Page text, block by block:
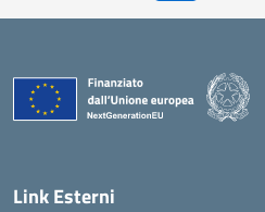
Link Esterni